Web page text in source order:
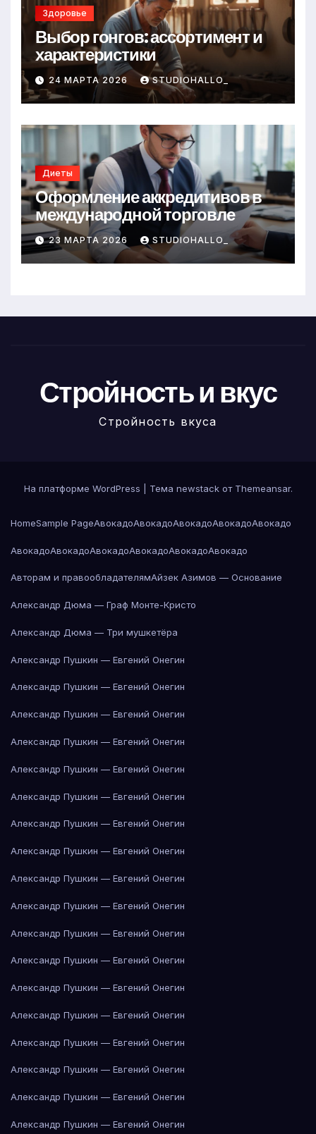
Здоровье
Выбор гонгов: ассортимент и
характеристики
24 МАРТА 2026 STUDIOHALLO_
Диеты
Оформление аккредитивов в
международной торговле
23 МАРТА 2026 STUDIOHALLO_
Стройность и вкус
Стройность вкуса
На платформе WordPress Тема newstack от Themeansar.
HomeSample PageАвокадоАвокадоАвокадоАвокадоАвокадо
АвокадоАвокадоАвокадоАвокадоАвокадоАвокадо
Авторам и правообладателямАйзек Азимов — Основание
Александр Дюма — Граф Монте-Кристо
Александр Дюма — Три мушкетёра
Александр Пушкин — Евгений Онегин
Александр Пушкин — Евгений Онегин
Александр Пушкин — Евгений Онегин
Александр Пушкин — Евгений Онегин
Александр Пушкин — Евгений Онегин
Александр Пушкин — Евгений Онегин
Александр Пушкин — Евгений Онегин
Александр Пушкин — Евгений Онегин
Александр Пушкин — Евгений Онегин
Александр Пушкин — Евгений Онегин
Александр Пушкин — Евгений Онегин
Александр Пушкин — Евгений Онегин
Александр Пушкин — Евгений Онегин
Александр Пушкин — Евгений Онегин
Александр Пушкин — Евгений Онегин
Александр Пушкин — Евгений Онегин
Александр Пушкин — Евгений Онегин
Александр Пушкин — Евгений Онегин